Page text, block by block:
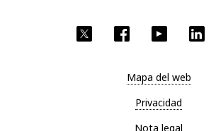
Twitter Facebook YouTube
Mapa del web
Privacidad
Nota legal